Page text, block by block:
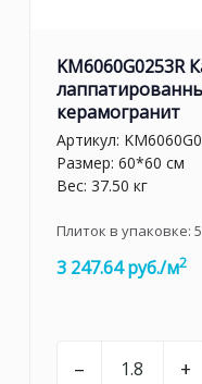
KM6060G0253R
керамогранит
Артикул:
Размер: 60*60 см
Вес: 37.50 кг
Плиток в упаковке: 5
3 247.64 руб./м2
– +